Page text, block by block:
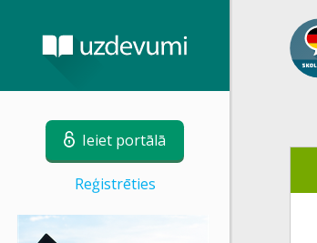
Ieiet portālā
Reģistrēties